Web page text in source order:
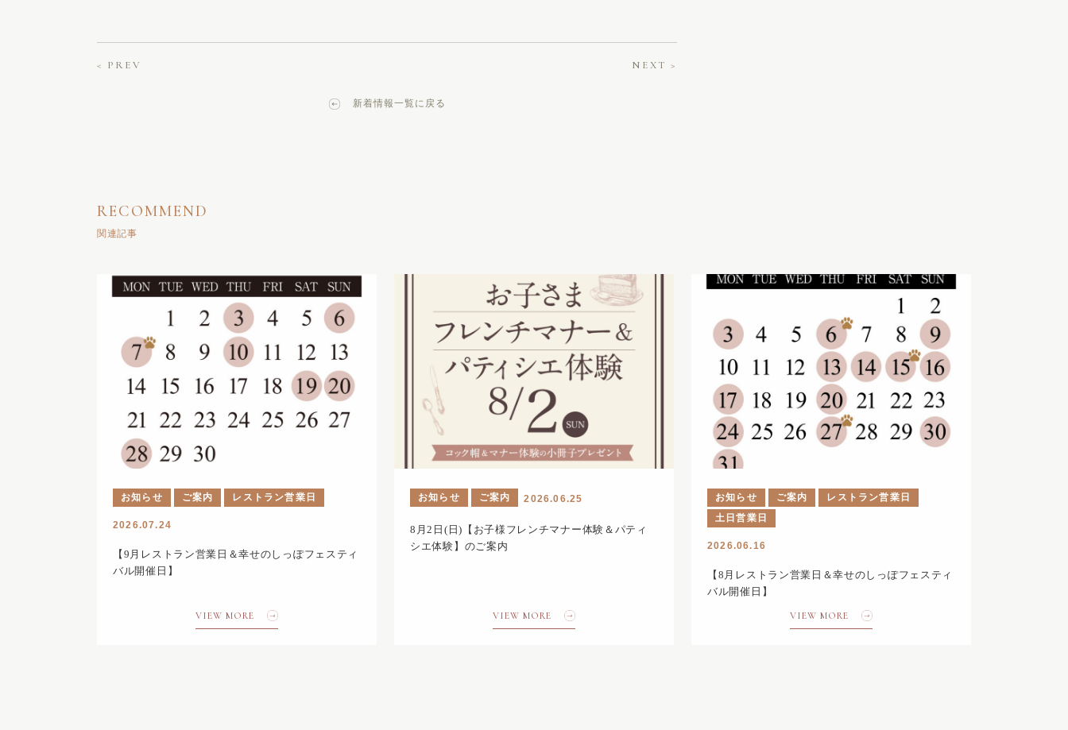
< PREV NEXT >
新着情報一覧に戻る
RECOMMEND
関連記事
お知らせ ご案内 レストラン営業日
2026.07.24
【9月レストラン営業日＆幸せのしっぽフェスティ
バル開催日】
VIEW MORE
お知らせ ご案内 2026.06.25
8月2日(日)【お子様フレンチマナー体験＆パティ
シエ体験】のご案内
VIEW MORE
お知らせ ご案内
レストラン営業日
土日営業日
2026.06.16
【8月レストラン営業日＆幸せのしっぽフェスティ
バル開催日】
VIEW MORE